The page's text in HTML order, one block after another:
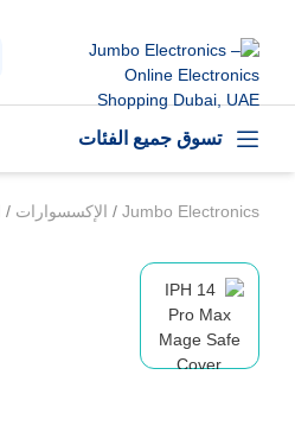
تسوق جميع الفئات
Jumbo Electronics
/ الإكسسوارات /